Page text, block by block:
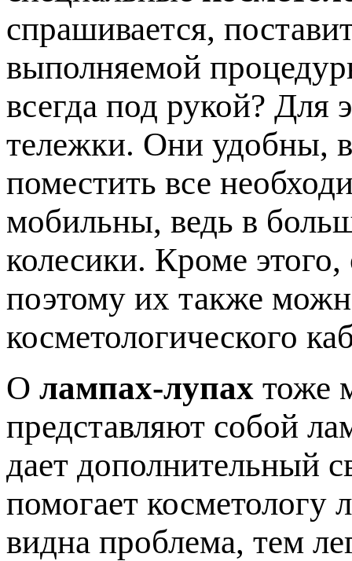
спрашивается,
выполняемой
всегда под рукой? Для
тележки. Они удобны,
поместить все
мобильны, ведь в
колесики. Кроме
поэтому их также
косметологического
О лампах-лупах тоже
представляют собой
дает дополнительный
помогает косметологу
видна проблема, тем